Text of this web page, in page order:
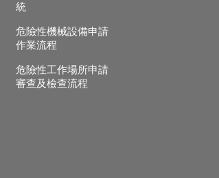
統
危險性機械設備申請
作業流程
危險性工作場所申請
審查及檢查流程